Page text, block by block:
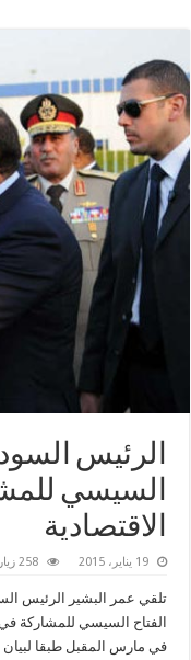
الرئيس
السيسي
الاقتصادية
19 يناير، 2015 258 زيارة
تلقي عمر البشير الرئيس
الفتاح السيسي للمشاركة
في مارس المقبل طبقا لبيان